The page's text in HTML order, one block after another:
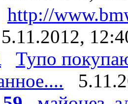
http://
5.11.2012,
Тупо